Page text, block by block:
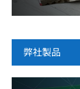
弊社製品